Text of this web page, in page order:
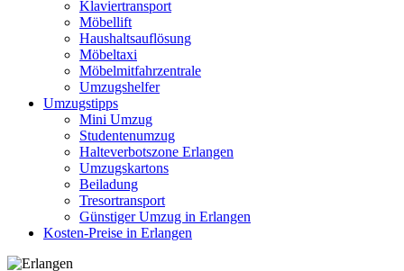
Klaviertransport
Möbellift
Haushaltsauflösung
Möbeltaxi
Möbelmitfahrzentrale
Umzugshelfer
Umzugstipps
Mini Umzug
Studentenumzug
Halteverbotszone Erlangen
Umzugskartons
Beiladung
Tresortransport
Günstiger Umzug in Erlangen
Kosten-Preise in Erlangen